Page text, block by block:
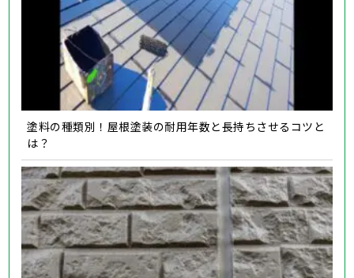
塗料の種類別！屋根塗装の耐用年数と長持ちさせるコツと
は？